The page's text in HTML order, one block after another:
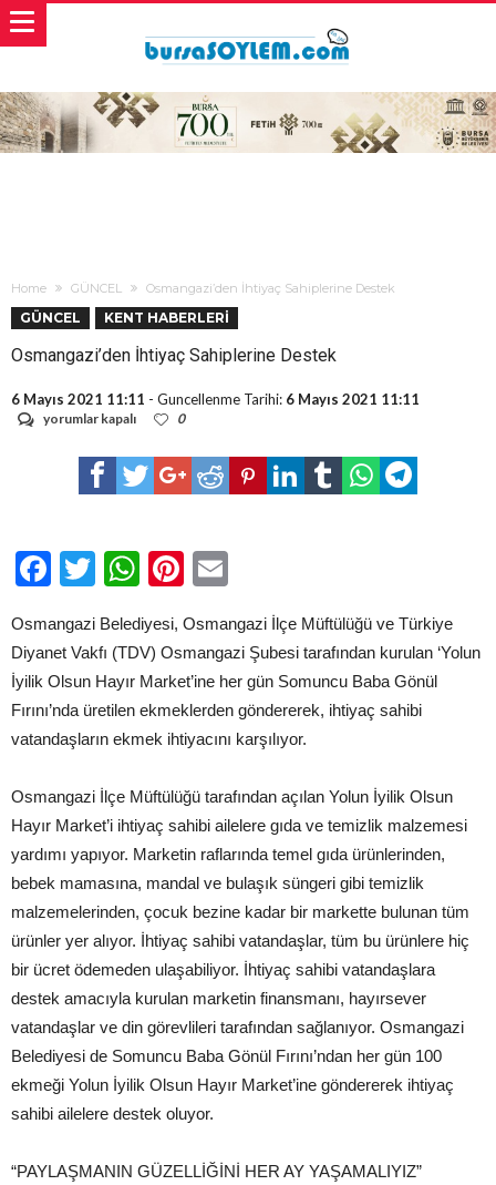
Home GÜNCEL Osmangazi’den İhtiyaç Sahiplerine Destek
GÜNCEL KENT HABERLERİ
Osmangazi’den İhtiyaç Sahiplerine Destek
6 Mayıs 2021 11:11 - Guncellenme Tarihi: 6 Mayıs 2021 11:11
Osmangazi’den
Sahiplerine
yorumlar kapalı 0
Facebook
TwitterWhatsApp
Pinterest
Osmangazi Belediyesi, Osmangazi İlçe Müftülüğü ve Türkiye
Diyanet Vakfı (TDV) Osmangazi Şubesi tarafından kurulan ‘Yolun
İyilik Olsun Hayır Market’ine her gün Somuncu Baba Gönül
Fırını’nda üretilen ekmeklerden göndererek, ihtiyaç sahibi
vatandaşların ekmek ihtiyacını karşılıyor.
Osmangazi İlçe Müftülüğü tarafından açılan Yolun İyilik Olsun
Hayır Market’i ihtiyaç sahibi ailelere gıda ve temizlik malzemesi
yardımı yapıyor. Marketin raflarında temel gıda ürünlerinden,
bebek mamasına, mandal ve bulaşık süngeri gibi temizlik
malzemelerinden, çocuk bezine kadar bir markette bulunan tüm
ürünler yer alıyor. İhtiyaç sahibi vatandaşlar, tüm bu ürünlere hiç
bir ücret ödemeden ulaşabiliyor. İhtiyaç sahibi vatandaşlara
destek amacıyla kurulan marketin finansmanı, hayırsever
vatandaşlar ve din görevlileri tarafından sağlanıyor. Osmangazi
Belediyesi de Somuncu Baba Gönül Fırını’ndan her gün 100
ekmeği Yolun İyilik Olsun Hayır Market’ine göndererek ihtiyaç
sahibi ailelere destek oluyor.
“PAYLAŞMANIN GÜZELLİĞİNİ HER AY YAŞAMALIYIZ”